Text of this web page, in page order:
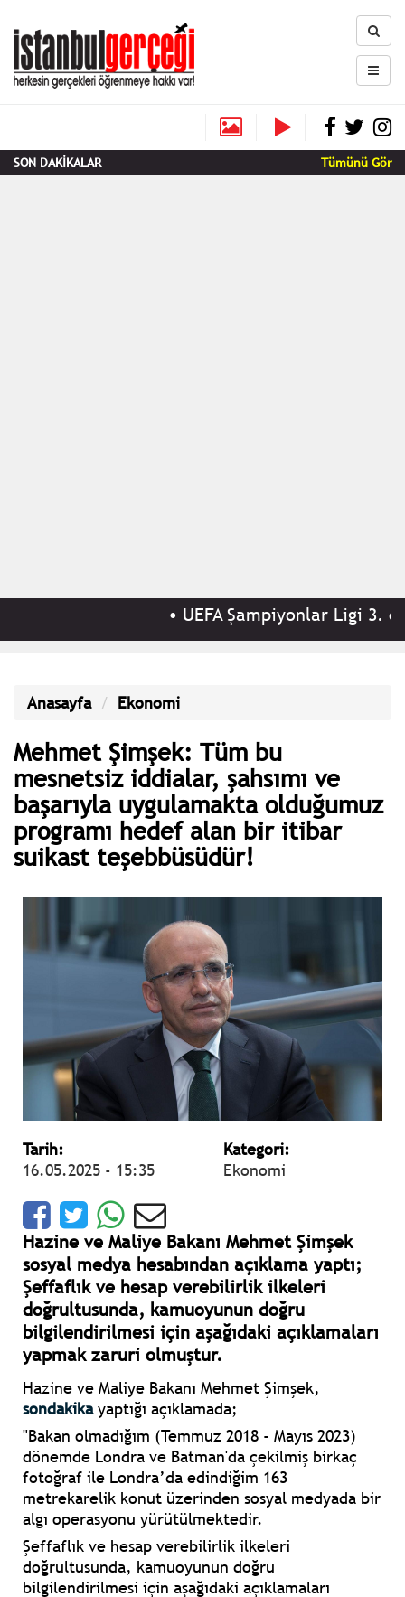
SON DAKİKALAR Tümünü Gör
UEFA Şampiyonlar Ligi 3.
Anasayfa Ekonomi
Mehmet Şimşek: Tüm bu
mesnetsiz iddialar, şahsımı ve
başarıyla uygulamakta olduğumuz
programı hedef alan bir itibar
suikast teşebbüsüdür!
Tarih:
16.05.2025 - 15:35
Kategori:
Ekonomi
Hazine ve Maliye Bakanı Mehmet Şimşek
sosyal medya hesabından açıklama yaptı;
Şeffaflık ve hesap verebilirlik ilkeleri
doğrultusunda, kamuoyunun doğru
bilgilendirilmesi için aşağıdaki açıklamaları
yapmak zaruri olmuştur.
Hazine ve Maliye Bakanı Mehmet Şimşek,
sondakikayaptığı açıklamada;
"Bakan olmadığım (Temmuz 2018 - Mayıs 2023)
dönemde Londra ve Batman'da çekilmiş birkaç
fotoğraf ile Londra’da edindiğim 163
metrekarelik konut üzerinden sosyal medyada bir
algı operasyonu yürütülmektedir.
Şeffaflık ve hesap verebilirlik ilkeleri
doğrultusunda, kamuoyunun doğru
bilgilendirilmesi için aşağıdaki açıklamaları